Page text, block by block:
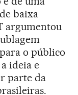
baixa
argumentou
o público
ideia e
parte da